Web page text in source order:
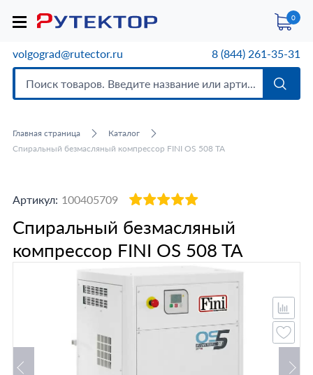
0
volgograd@rutector.ru 8 (844) 261-35-31
Главная страница
Каталог
Спиральный безмасляный компрессор FINI OS 508 TA
Артикул: 100405709
Спиральный безмасляный
компрессор FINI OS 508 TA